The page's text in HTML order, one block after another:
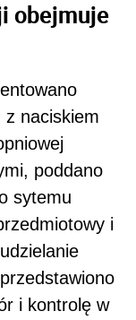
obejmuje
z naciskiem
poddano
sytemu
i
i kontrolę w